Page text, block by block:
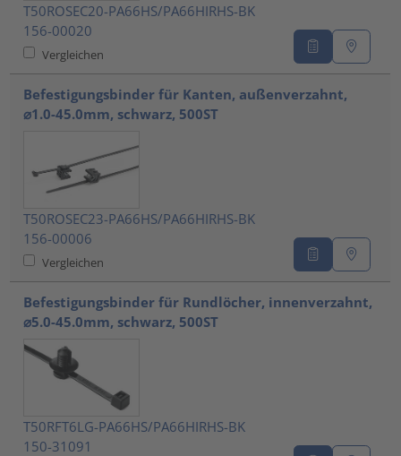
T50ROSEC20-PA66HS/PA66HIRHS-BK
156-00020
Vergleichen
Befestigungsbinder für Kanten, außenverzahnt,
⌀1.0-45.0mm, schwarz, 500ST
T50ROSEC23-PA66HS/PA66HIRHS-BK
156-00006
Vergleichen
Befestigungsbinder für Rundlöcher, innenverzahnt,
⌀5.0-45.0mm, schwarz, 500ST
T50RFT6LG-PA66HS/PA66HIRHS-BK
150-31091